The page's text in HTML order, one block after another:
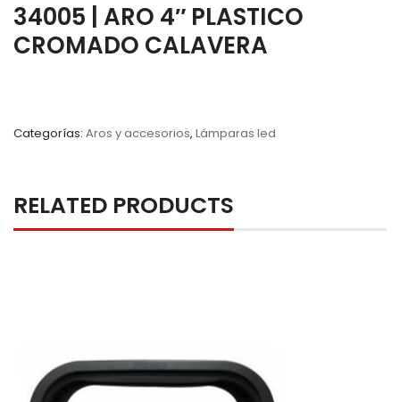
34005 | ARO 4″ PLASTICO
CROMADO CALAVERA
Categorías: Aros y accesorios, Lámparas led
RELATED PRODUCTS